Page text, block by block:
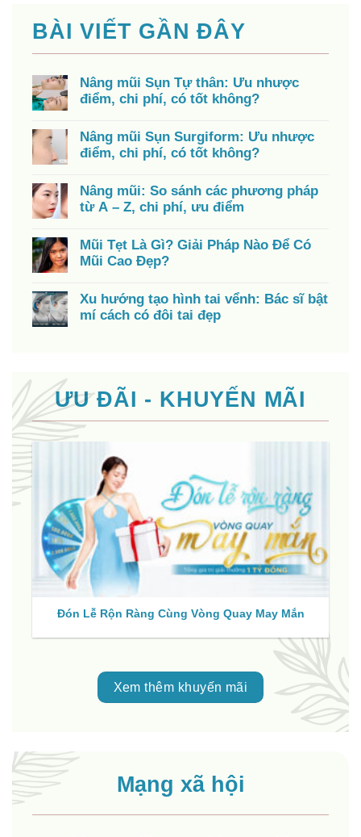
BÀI VIẾT GẦN ĐÂY
Nâng mũi Sụn Tự thân: Ưu nhược
điểm, chi phí, có tốt không?
Nâng mũi Sụn Surgiform: Ưu nhược
điểm, chi phí, có tốt không?
Nâng mũi: So sánh các phương pháp
từ A – Z, chi phí, ưu điểm
Mũi Tẹt Là Gì? Giải Pháp Nào Để Có
Mũi Cao Đẹp?
Xu hướng tạo hình tai vểnh: Bác sĩ bật
mí cách có đôi tai đẹp
ƯU ĐÃI - KHUYẾN MÃI
Đón Lễ Rộn Ràng Cùng Vòng Quay May Mắn
Xem thêm khuyến mãi
Mạng xã hội